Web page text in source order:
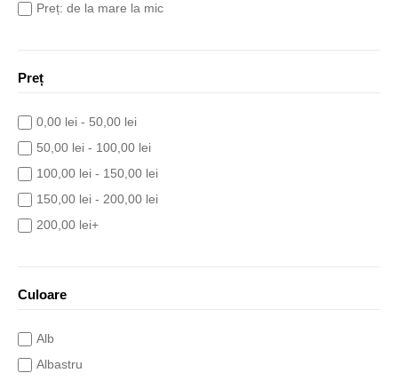
Preț: de la mare la mic
Preț
0,00 lei - 50,00 lei
50,00 lei - 100,00 lei
100,00 lei - 150,00 lei
150,00 lei - 200,00 lei
200,00 lei+
Culoare
Alb
Albastru